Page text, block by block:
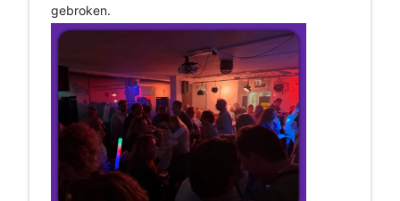
gebroken.